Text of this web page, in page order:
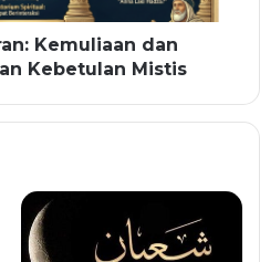
Kemuliaan dan
Kebetulan Mistis